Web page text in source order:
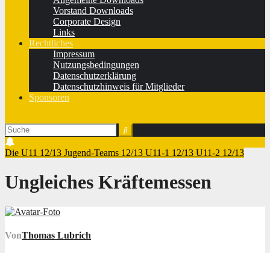
Vorstand Downloads
Corporate Design
Links
Rechtliches
Impressum
Nutzungsbedingungen
Datenschutzerklärung
Datenschutzhinweis für Mitglieder
Sponsoren
Die U11 12/13 Jugend-Teams 12/13 U11-1 12/13 U11-2 12/13
Ungleiches Kräftemessen
VonThomas Lubrich